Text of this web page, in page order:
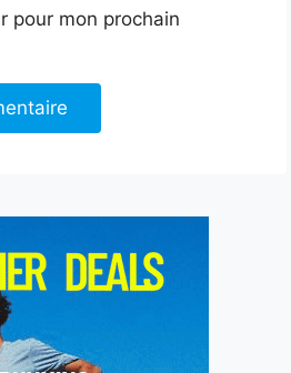
pour mon prochain